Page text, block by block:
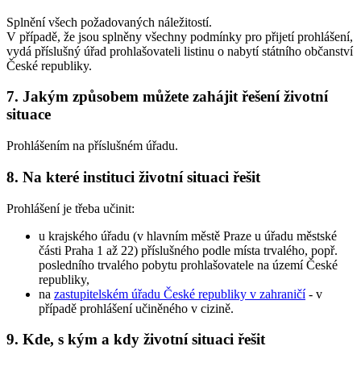
Splnění všech požadovaných náležitostí.
V případě, že jsou splněny všechny podmínky pro přijetí prohlášení,
vydá příslušný úřad prohlašovateli listinu o nabytí státního občanství
České republiky.
7. Jakým způsobem můžete zahájit řešení životní
situace
Prohlášením na příslušném úřadu.
8. Na které instituci životní situaci řešit
Prohlášení je třeba učinit:
u krajského úřadu (v hlavním městě Praze u úřadu městské
části Praha 1 až 22) příslušného podle místa trvalého, popř.
posledního trvalého pobytu prohlašovatele na území České
republiky,
na zastupitelském úřadu České republiky v zahraničí- v
případě prohlášení učiněného v cizině.
9. Kde, s kým a kdy životní situaci řešit